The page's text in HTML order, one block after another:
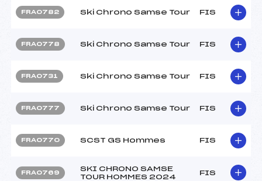
FRA0782 Ski Chrono Samse Tour FIS
FRA0778 Ski Chrono Samse Tour FIS
FRA0731 Ski Chrono Samse Tour FIS
FRA0777 Ski Chrono Samse Tour FIS
FRA0770 SCST GS Hommes FIS
FRA0769
SKI CHRONO SAMSE
TOUR HOMMES 2024
FIS